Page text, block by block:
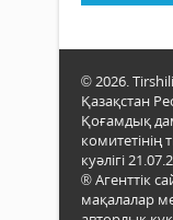
© 2026.
Қазақстан
Қоғамдық
комитетінің
куәлігі
® Агенттік
мақалалар